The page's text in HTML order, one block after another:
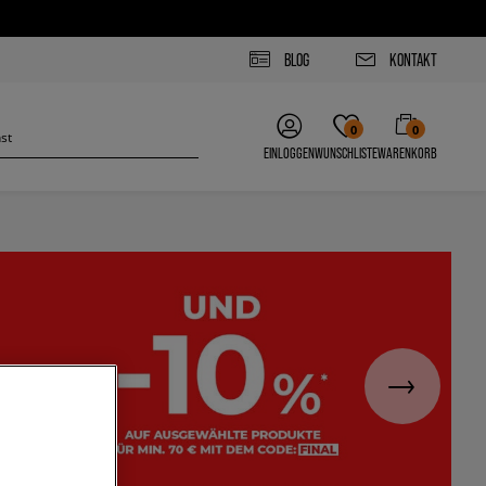
BLOG KONTAKT
EINLOGGEN
0
WUNSCHLISTE
0
WARENKORB